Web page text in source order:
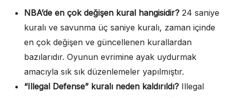
NBA’de en çok değişen kural hangisidir? 24 saniye
kuralı ve savunma üç saniye kuralı, zaman içinde
en çok değişen ve güncellenen kurallardan
bazılarıdır. Oyunun evrimine ayak uydurmak
amacıyla sık sık düzenlemeler yapılmıştır.
“Illegal Defense” kuralı neden kaldırıldı? Illegal